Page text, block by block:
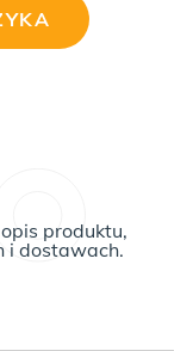
produktu,
i dostawach.